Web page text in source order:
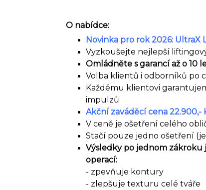
O nabídce:
Novinka pro rok 2026: UltraX
Vyzkoušejte nejlepší
Omládněte s garancí až o 10
Volba klientů i odborníků po
Každému klientovi
impulzů
Akční zaváděcí cena 22.900,-
V ceně je ošetření celého
Stačí pouze jedno ošetření
Výsledky po jednom zákroku
operací:
- zpevňuje kontury
- zlepšuje texturu celé tváře